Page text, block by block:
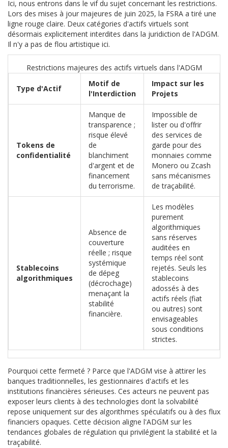
Ici, nous entrons dans le vif du sujet concernant les restrictions.
Lors des mises à jour majeures de juin 2025, la FSRA a tiré une
ligne rouge claire. Deux catégories d'actifs virtuels sont
désormais explicitement interdites dans la juridiction de l'ADGM.
Il n'y a pas de flou artistique ici.
Restrictions majeures des actifs virtuels dans l'ADGM
Type d'Actif
Motif de
l'Interdiction
Impact sur les
Projets
Tokens de
confidentialité
Manque de
transparence ;
risque élevé
de
blanchiment
d'argent et de
financement
du terrorisme.
Impossible de
lister ou d'offrir
des services de
garde pour des
monnaies comme
Monero ou Zcash
sans mécanismes
de traçabilité.
Stablecoins
algorithmiques
Absence de
couverture
réelle ; risque
systémique
de dépeg
(décrochage)
menaçant la
stabilité
financière.
Les modèles
purement
algorithmiques
sans réserves
auditées en
temps réel sont
rejetés. Seuls les
stablecoins
adossés à des
actifs réels (fiat
ou autres) sont
envisageables
sous conditions
strictes.
Pourquoi cette fermeté ? Parce que l'ADGM vise à attirer les
banques traditionnelles, les gestionnaires d'actifs et les
institutions financières sérieuses. Ces acteurs ne peuvent pas
exposer leurs clients à des technologies dont la solvabilité
repose uniquement sur des algorithmes spéculatifs ou à des flux
financiers opaques. Cette décision aligne l'ADGM sur les
tendances globales de régulation qui privilégient la stabilité et la
traçabilité.